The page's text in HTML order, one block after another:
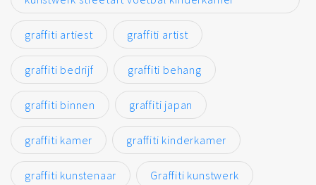
graffiti artiest graffiti artist
graffiti bedrijf graffiti behang
graffiti binnen graffiti japan
graffiti kamer graffiti kinderkamer
graffiti kunstenaar Graffiti kunstwerk